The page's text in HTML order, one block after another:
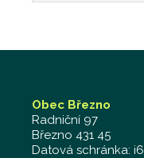
Obec Březno
Radniční 97
Březno 431 45
Datová schránka: